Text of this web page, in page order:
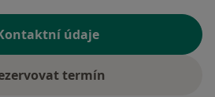
údaje
termín